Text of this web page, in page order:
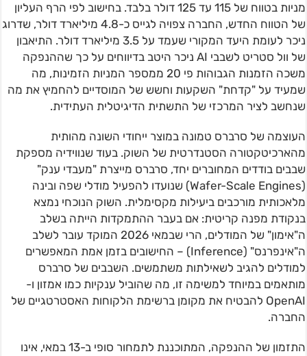
מניות בטווח של 115 עד 125 דולר בלבד. בחישוב לפי הרף העליון
של הטווח החדש, החברה צפויה לגייס כ-4.8 מיליארד דולר, שדרוג
ניכר לעומת היעד המקורי שעמד על 3.5 מיליארד דולר. התיאבון
של וול סטריט לשבבי AI ניכר היטב בדיווחים על כך שההנפקה
משכה הזמנות הגבוהות פי 20 ממספר המניות הזמינות, מה
שמעיד על "קדחת" השקעות וחשש של המוסדיים להחמיץ את מה
שנחשב לציר המרכזי של התשתית הדיגיטלית העתידית.
העוצמה של סרברס טמונה במוצר ייחודי השונה מהותית
מהארכיטקטורה הסטנדרטית של השוק. בעוד שנווידיה מספקת
שבבים בודדים המחוברים יחד, סרברס מייצרת "מעבדי ענק"
(Wafer-Scale Engines) שנועדו להפעיל מודלי שפה ובינה
מלאכותית מורכבים ביעילות מקסימלית. השוק הנוכחי נמצא
בנקודת מפנה קריטית: אם בעבר ההתמקדות הייתה בשלב
ה"אימון" של המודלים, הרי שבמאי 2026 המוקד עובר לשלב
ה"אינפרנס" (Inference) – החישובים בזמן אמת המאפשרים
למודלים להגיב לשאילתות משתמשים. השבבים של סרברס
מותאמים במיוחד למשימה זו, מה שהוביל ענקיות כמו אמזון ו-
OpenAI להבטיח את מקומן ברשימת הלקוחות האסטרטגיים של
החברה.
התזמון של ההנפקה, המתוכננת לתמחור סופי ב-13 במאי, אינו